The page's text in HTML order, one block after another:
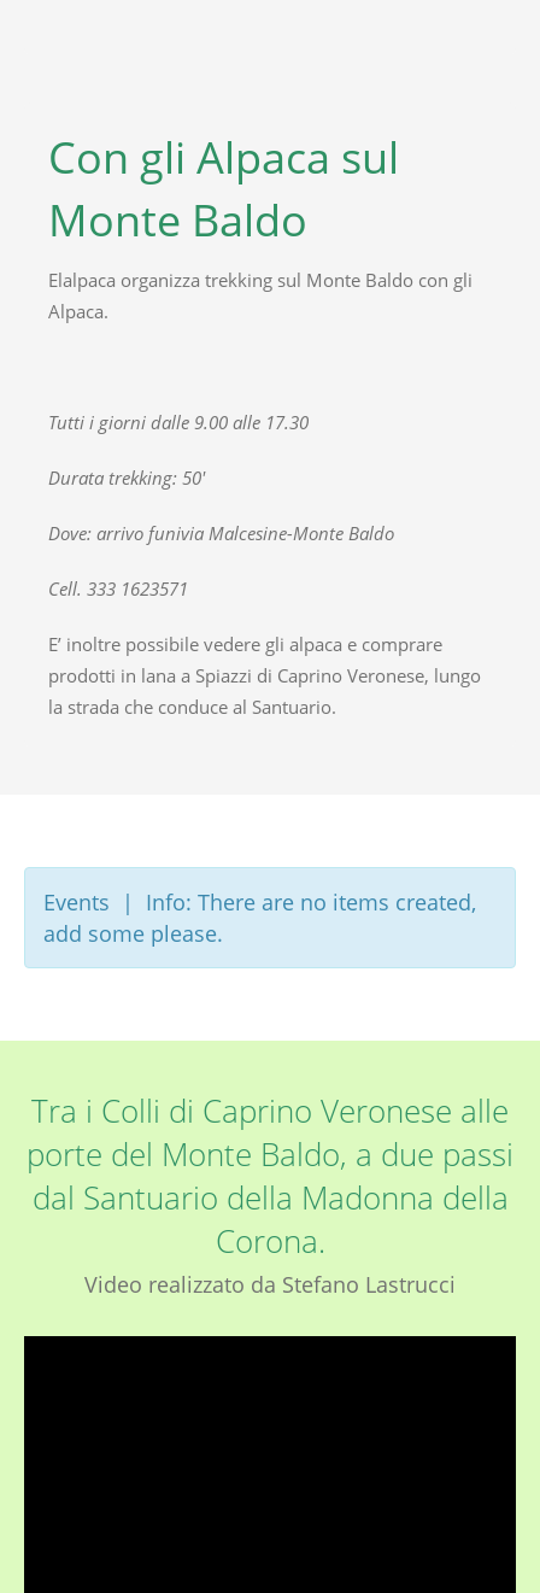
Con gli Alpaca sul
Monte Baldo
Elalpaca organizza trekking sul Monte Baldo con gli
Alpaca.
Tutti i giorni dalle 9.00 alle 17.30
Durata trekking: 50′
Dove: arrivo funivia Malcesine-Monte Baldo
Cell. 333 1623571
E’ inoltre possibile vedere gli alpaca e comprare
prodotti in lana a Spiazzi di Caprino Veronese, lungo
la strada che conduce al Santuario.
Events | Info: There are no items created,
add some please.
Tra i Colli di Caprino Veronese alle
porte del Monte Baldo, a due passi
dal Santuario della Madonna della
Corona.
Video realizzato da Stefano Lastrucci